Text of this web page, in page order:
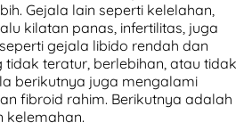
Gejala lain seperti kelelahan,
kilatan panas, infertilitas, juga
gejala libido rendah dan
tidak teratur, berlebihan, atau tidak
berikutnya juga mengalami
fibroid rahim. Berikutnya adalah
kelemahan.